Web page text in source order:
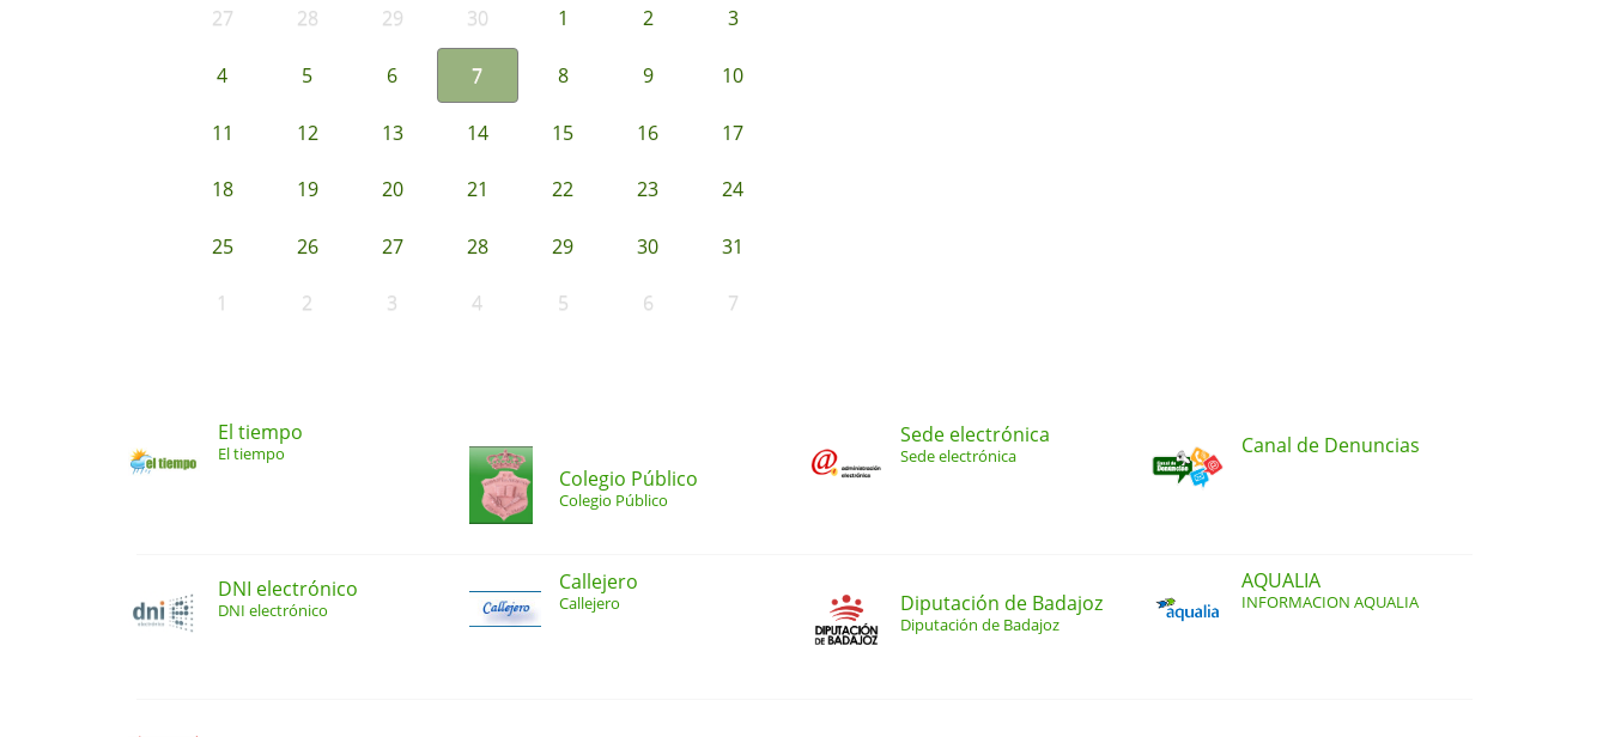
27 28 29 30 1 2 3
4 5 6 7 8 9 10
11 12 13 14 15 16 17
18 19 20 21 22 23 24
25 26 27 28 29 30 31
1 2 3 4 5 6 7
El tiempo
El tiempo
Colegio Público
Colegio Público
Sede electrónica
Sede electrónica Canal de Denuncias
DNI electrónico
DNI electrónico
Callejero
Callejero Diputación de Badajoz
Diputación de Badajoz
AQUALIA
INFORMACION AQUALIA